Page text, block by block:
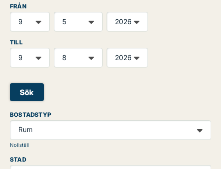
FRÅN
TILL
Sök
BOSTADSTYP
Rum
Nollställ
STAD